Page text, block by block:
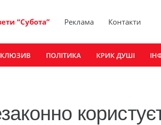
“Субота” Реклама Контакти
ПОЛІТИКА КРИК ДУШІ